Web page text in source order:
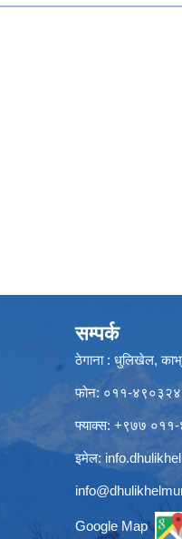
सम्पर्क
ठेगाना : धुलिखेल,
फोन: ०११-
फ्याक्स: +९७७
इमेल:
Google Map